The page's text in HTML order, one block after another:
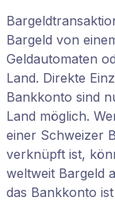
Bargeld von
Geldautomaten
Land. Direkte
Bankkonto sind
Land möglich.
einer Schweizer
verknüpft ist,
weltweit Bargeld
das Bankkonto